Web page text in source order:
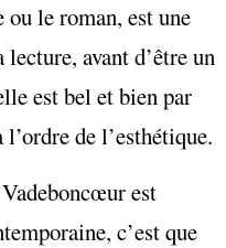
ou le roman, est une
avant d’être un
est bel et bien par
de l’esthétique.
est
c’est que